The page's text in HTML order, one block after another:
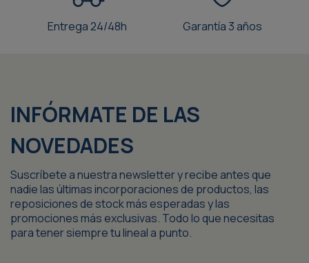
Entrega 24/48h Garantía 3 años
INFÓRMATE DE LAS
NOVEDADES
Suscríbete a nuestra newsletter y recibe antes que
nadie las últimas incorporaciones de productos, las
reposiciones de stock más esperadas y las
promociones más exclusivas. Todo lo que necesitas
para tener siempre tu lineal a punto.